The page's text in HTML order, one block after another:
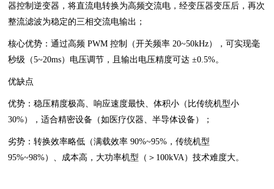
器控制逆变器，将直流电转换为高频交流电，经变压器变压后，再次
整流滤波为稳定的三相交流电输出；
核心优势：通过高频 PWM 控制（开关频率 20~50kHz），可实现毫
秒级（5~20ms）电压调节，且输出电压精度可达 ±0.5%。
优缺点
优势：稳压精度极高、响应速度最快、体积小（比传统机型小
30%），适合精密设备（如医疗仪器、半导体设备）；
劣势：转换效率略低（满载效率 90%~95%，传统机型
95%~98%）、成本高，大功率机型（＞100kVA）技术难度大。